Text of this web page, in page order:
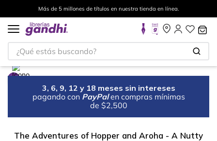
Más de 5 millones de títulos en nuestra tienda en línea.
¿Qué estás buscando?
3, 6, 9, 12 y 18 meses sin intereses
pagando con PayPal en compras mínimas
de $2,500
The Adventures of Hopper and Aroha - A Nutty